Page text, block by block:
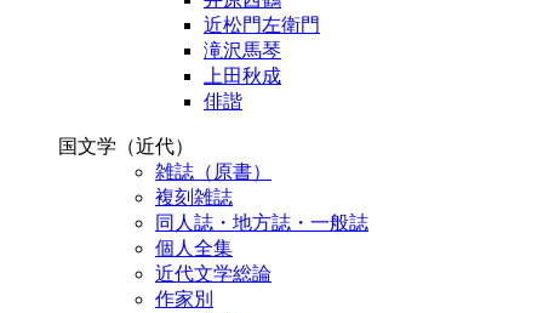
近松門左衛門
滝沢馬琴
上田秋成
俳諧
国文学（近代）
雑誌（原書）
複刻雑誌
同人誌・地方誌・一般誌
個人全集
近代文学総論
作家別